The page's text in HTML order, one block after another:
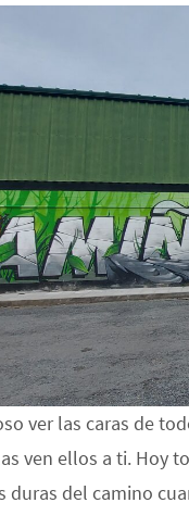
ver las caras de
ven ellos a ti. Hoy
duras del camino